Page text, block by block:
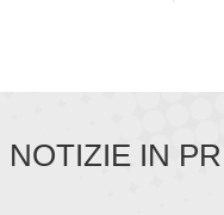
NOTIZIE IN